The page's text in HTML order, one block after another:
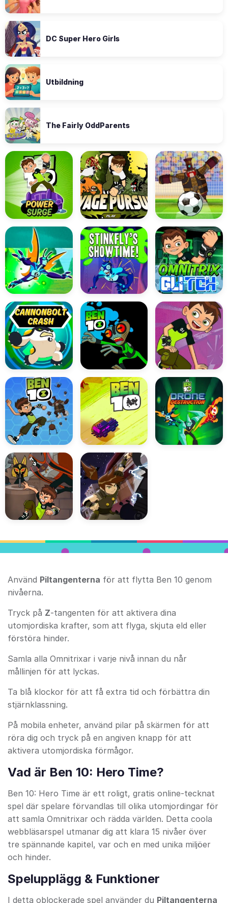
DC Super Hero Girls
Utbildning
The Fairly OddParents
Använd Piltangenterna för att flytta Ben 10 genom
nivåerna.
Tryck på Z-tangenten för att aktivera dina
utomjordiska krafter, som att flyga, skjuta eld eller
förstöra hinder.
Samla alla Omnitrixar i varje nivå innan du når
mållinjen för att lyckas.
Ta blå klockor för att få extra tid och förbättra din
stjärnklassning.
På mobila enheter, använd pilar på skärmen för att
röra dig och tryck på en angiven knapp för att
aktivera utomjordiska förmågor.
Vad är Ben 10: Hero Time?
Ben 10: Hero Time är ett roligt, gratis online-tecknat
spel där spelare förvandlas till olika utomjordingar för
att samla Omnitrixar och rädda världen. Detta coola
webbläsarspel utmanar dig att klara 15 nivåer över
tre spännande kapitel, var och en med unika miljöer
och hinder.
Spelupplägg & Funktioner
I detta oblockerade spel använder du Piltangenterna